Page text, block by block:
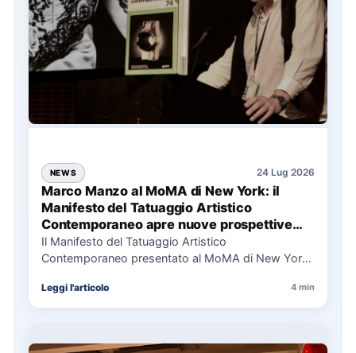
NEWS 24 Lug 2026
Marco Manzo al MoMA di New York: il
Manifesto del Tatuaggio Artistico
Contemporaneo apre nuove prospettive
per il collezionismo
Il Manifesto del Tatuaggio Artistico
Contemporaneo presentato al MoMA di New York
Leggi l'articolo 4 min